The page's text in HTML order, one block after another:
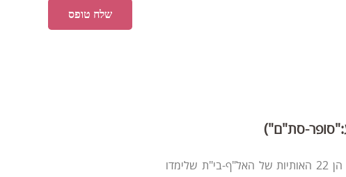
סת"ם")
בסדנא מספר האמן בר-עמי על 22 ילדיו הלוא הן 22 האותיות של האל"ף-בי"ת שלימדו
שלח טופס